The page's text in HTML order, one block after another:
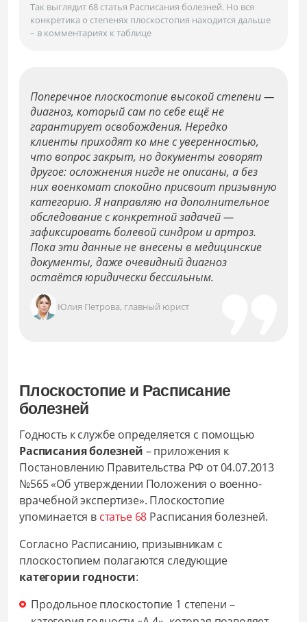
Так выглядит 68 статья Расписания болезней. Но вся
конкретика о степенях плоскостопия находится дальше
– в комментариях к таблице
Поперечное плоскостопие высокой степени —
диагноз, который сам по себе ещё не
гарантирует освобождения. Нередко
клиенты приходят ко мне с уверенностью,
что вопрос закрыт, но документы говорят
другое: осложнения нигде не описаны, а без
них военкомат спокойно присвоит призывную
категорию. Я направляю на дополнительное
обследование с конкретной задачей —
зафиксировать болевой синдром и артроз.
Пока эти данные не внесены в медицинские
документы, даже очевидный диагноз
остаётся юридически бессильным.
Юлия Петрова, главный юрист
Плоскостопие и Расписание
болезней
Годность к службе определяется с помощью
Расписания болезней – приложения к
Постановлению Правительства РФ от 04.07.2013
№565 «Об утверждении Положения о военно-
врачебной экспертизе». Плоскостопие
упоминается в статье 68 Расписания болезней.
Согласно Расписанию, призывникам с
плоскостопием полагаются следующие
категории годности:
Продольное плоскостопие 1 степени –